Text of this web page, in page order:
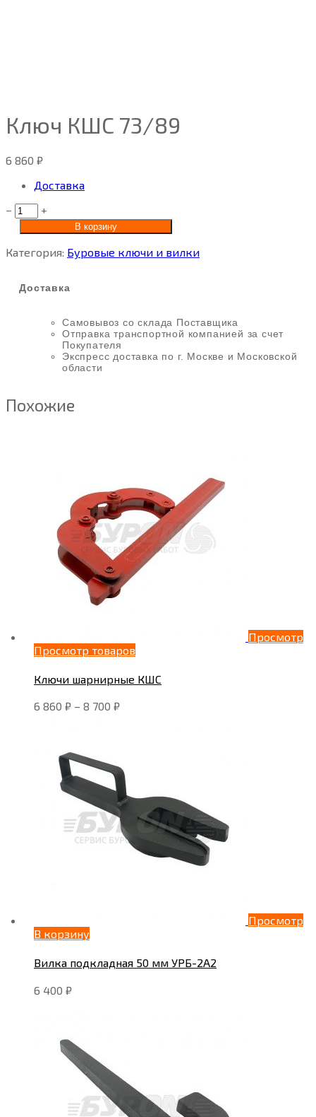
Ключ КШС 73/89
6 860 ₽
Доставка
−
+
В корзину
Категория: Буровые ключи и вилки
Доставка
Самовывоз со склада Поставщика
Отправка транспортной компанией за счет
Покупателя
Экспресс доставка по г. Москве и Московской
области
Похожие
Просмотр
Просмотр товаров
Ключи шарнирные КШС
6 860 ₽ – 8 700 ₽
Просмотр
В корзину
Вилка подкладная 50 мм УРБ-2А2
6 400 ₽